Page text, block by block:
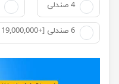
4 صندلی
6 صندلی [+19,000,000 تومان]